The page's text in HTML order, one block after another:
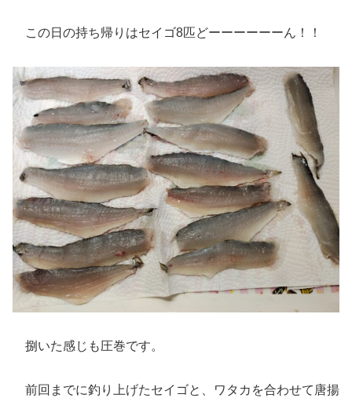
この日の持ち帰りはセイゴ8匹どーーーーーーん！！
捌いた感じも圧巻です。
前回までに釣り上げたセイゴと、ワタカを合わせて唐揚